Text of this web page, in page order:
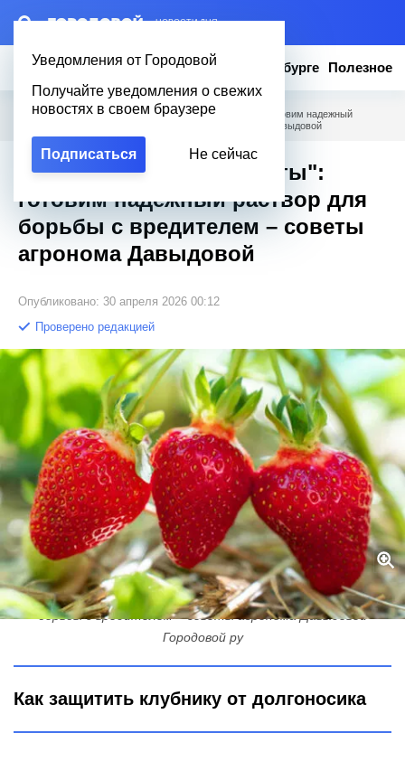
– НОВОСТИ ДНЯ
Уведомления от Городовой
Получайте уведомления о свежих
новостях в своем браузере
Подписаться Не сейчас
Новости Эксклюзив Вопросы о Петербурге Полезное
Городовой Полезное / Долгоносик "склеит ласты": готовим надежный
раствор для борьбы с вредителем – советы агронома Давыдовой
Долгоносик "склеит ласты":
готовим надежный раствор для
борьбы с вредителем – советы
агронома Давыдовой
Опубликовано: 30 апреля 2026 00:12
Проверено редакцией
Долгоносик "склеит ласты": готовим надежный раствор для
борьбы с вредителем – советы агронома Давыдовой
Городовой ру
Как защитить клубнику от долгоносика